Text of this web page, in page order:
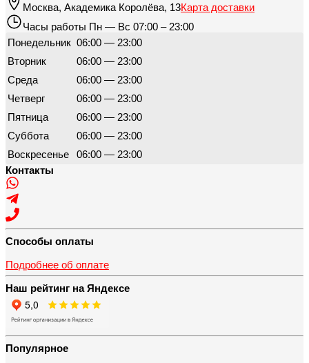
Москва, Академика Королёва, 13Карта доставки
Часы работы Пн — Вс 07:00 – 23:00
Понедельник 06:00 — 23:00
Вторник
06:00 — 23:00
Среда
06:00 — 23:00
Четверг
06:00 — 23:00
Пятница
06:00 — 23:00
Суббота
06:00 — 23:00
Воскресенье
06:00 — 23:00
Контакты
Способы оплаты
Подробнее об оплате
Наш рейтинг на Яндексе
Популярное